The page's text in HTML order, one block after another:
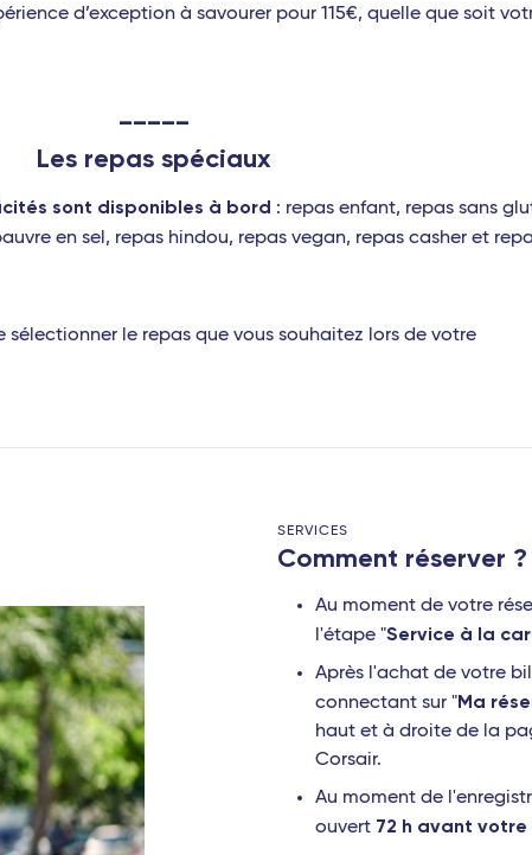
d’exception à savourer pour 115€, quelle que soit
Les repas spéciaux
sont disponibles à bord : repas enfant, repas sans
en sel, repas hindou, repas vegan, repas casher et
sélectionner le repas que vous souhaitez lors de votre
SERVICES
Comment réserver ?
Au moment de votre
l'étape "Service à la
Après l'achat de votre
connectant sur "Ma
haut et à droite de la
Corsair.
Au moment de
ouvert 72 h avant